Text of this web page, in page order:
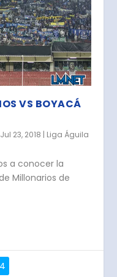
VS BOYACÁ
Jul 23, 2018 | Liga Águila
a conocer la
Millonarios de